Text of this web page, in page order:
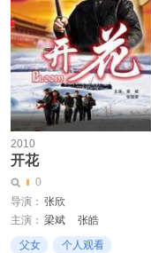
2010
开花
0
导演： 张欣
主演： 梁斌
张皓
父女
个人观看